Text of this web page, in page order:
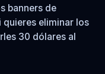
banners de
quieres eliminar los
30 dólares al